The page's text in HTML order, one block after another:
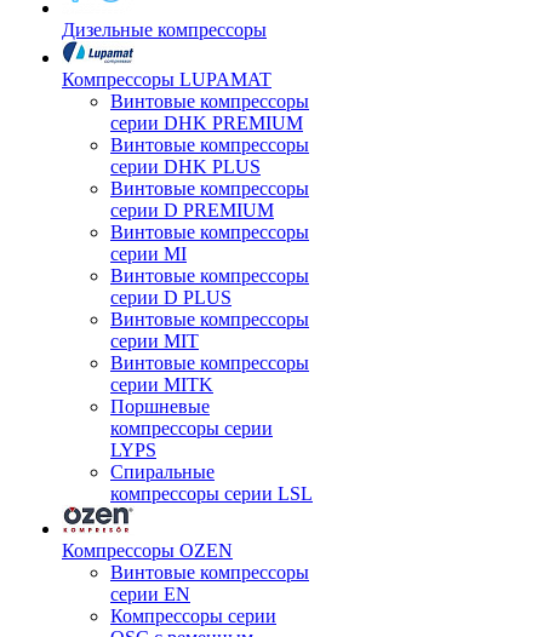
Дизельные компрессоры
Компрессоры LUPAMAT
Винтовые компрессоры
серии DHK PREMIUM
Винтовые компрессоры
серии DHK PLUS
Винтовые компрессоры
серии D PREMIUM
Винтовые компрессоры
серии MI
Винтовые компрессоры
серии D PLUS
Винтовые компрессоры
серии MIT
Винтовые компрессоры
серии MITK
Поршневые
компрессоры серии
LYPS
Спиральные
компрессоры серии LSL
Компрессоры OZEN
Винтовые компрессоры
серии EN
Компрессоры серии